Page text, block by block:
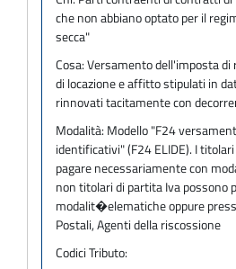
che non abbiano optato per il
secca"
Cosa:Versamento dell'imposta
di locazione e affitto stipulati in
rinnovati tacitamente con
Modalità: Modello "F24
identificativi" (F24 ELIDE). I
pagare necessariamente con
non titolari di partita Iva possono
modalit�elematiche oppure
Postali, Agenti della riscossione
Codici Tributo: